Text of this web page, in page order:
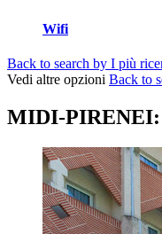
Wifi
Back to search by I più
Vedi altre opzioni Back to
MIDI-PIRENEI: